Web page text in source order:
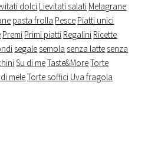
dolci Lievitati salati Melagrane
pasta frolla Pesce Piatti unici
Premi Primi piatti Regalini Ricette
segale semola senza latte senza
Su di meTaste&MoreTorte
meleTorte soffici Uva fragola